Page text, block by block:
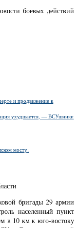
боевых действий
и продвижение к
ухудшается, — ВСУшники
мосту:
бригады 29 армии
населенный пункт
в 10 км к юго-востоку